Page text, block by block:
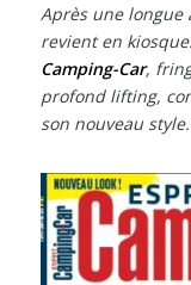
Après une longue
revient en
Camping-Car,
profond lifting,
son nouveau style.